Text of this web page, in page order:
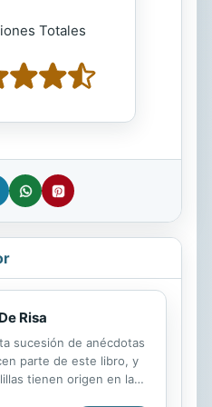
Totales
Risa
sucesión de anécdotas
parte de este libro, y
tienen origen en la